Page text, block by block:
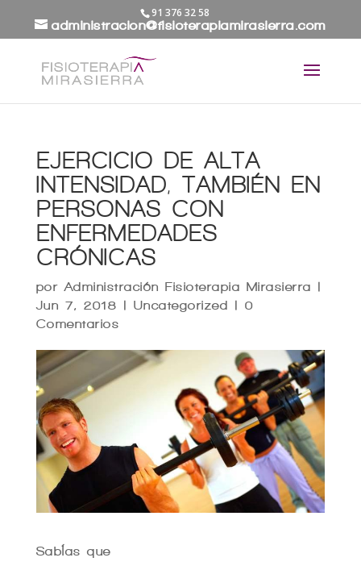
91 376 32 58
administracion@fisioterapiamirasierra.com
EJERCICIO DE ALTA
INTENSIDAD, TAMBIÉN EN
PERSONAS CON
ENFERMEDADES
CRÓNICAS
por Administración Fisioterapia Mirasierra |
Jun 7, 2018 | Uncategorized | 0
Comentarios
SabÍas que